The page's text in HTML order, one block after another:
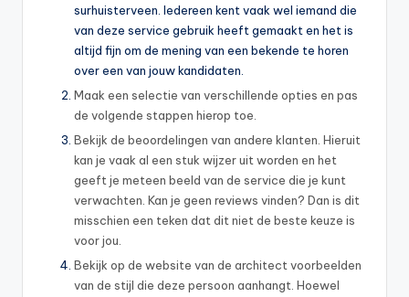
surhuisterveen. Iedereen kent vaak wel iemand die
van deze service gebruik heeft gemaakt en het is
altijd fijn om de mening van een bekende te horen
over een van jouw kandidaten.
Maak een selectie van verschillende opties en pas
de volgende stappen hierop toe.
Bekijk de beoordelingen van andere klanten. Hieruit
kan je vaak al een stuk wijzer uit worden en het
geeft je meteen beeld van de service die je kunt
verwachten. Kan je geen reviews vinden? Dan is dit
misschien een teken dat dit niet de beste keuze is
voor jou.
Bekijk op de website van de architect voorbeelden
van de stijl die deze persoon aanhangt. Hoewel